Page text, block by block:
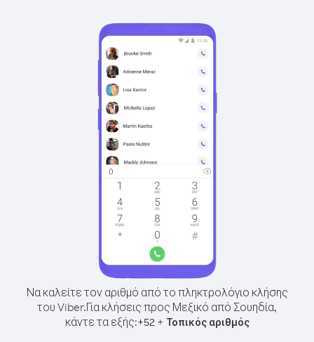
Να καλείτε τον αριθμό από το πληκτρολόγιο κλήσης
του Viber.Για κλήσεις προς Μεξικό από Σουηδία,
κάντε τα εξής:+52+ Τοπικός αριθμός